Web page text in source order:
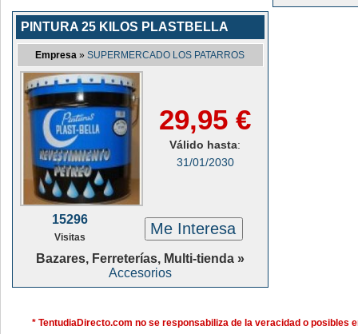
PINTURA 25 KILOS PLASTBELLA
Empresa »SUPERMERCADO LOS PATARROS
29,95 €
Válido hasta:
31/01/2030
15296
Visitas Me Interesa
Bazares, Ferreterías, Multi-tienda »
Accesorios
* TentudiaDirecto.com no se responsabiliza de la veracidad o posibles